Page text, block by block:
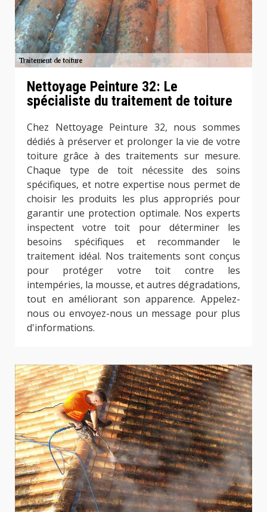
Nettoyage Peinture 32: Le
spécialiste du traitement de toiture
Chez Nettoyage Peinture 32, nous sommes
dédiés à préserver et prolonger la vie de votre
toiture grâce à des traitements sur mesure.
Chaque type de toit nécessite des soins
spécifiques, et notre expertise nous permet de
choisir les produits les plus appropriés pour
garantir une protection optimale. Nos experts
inspectent votre toit pour déterminer les
besoins spécifiques et recommander le
traitement idéal. Nos traitements sont conçus
pour protéger votre toit contre les
intempéries, la mousse, et autres dégradations,
tout en améliorant son apparence. Appelez-
nous ou envoyez-nous un message pour plus
d'informations.